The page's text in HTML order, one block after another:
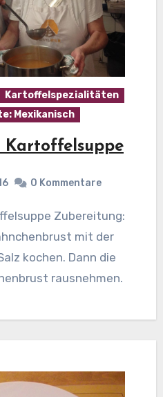
Kartoffelspezialitäten
Mexikanisch
Kartoffelsuppe
0 Kommentare
mit der
kochen. Dann die
rausnehmen.